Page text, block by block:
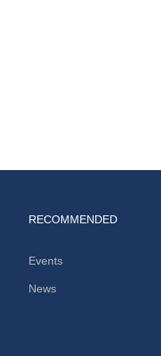
RECOMMENDED
Events
News